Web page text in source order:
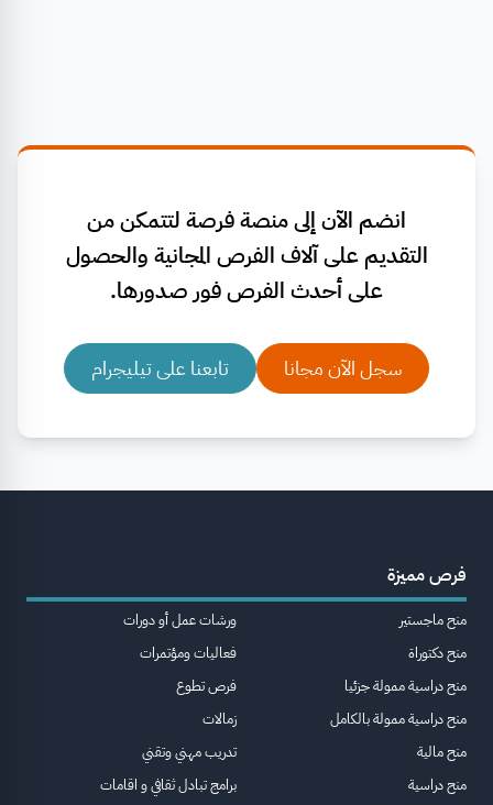
انضم الآن إلى منصة فرصة لتتمكن من
التقديم على آلاف الفرص المجانية والحصول
على أحدث الفرص فور صدورها.
سجل الآن مجانا تابعنا على تيليجرام
فرص مميزة
منح ماجستير
منح دكتوراة
منح دراسية ممولة جزئيا
منح دراسية ممولة بالكامل
منح مالية
منح دراسية
ورشات عمل أو دورات
فعاليات ومؤتمرات
فرص تطوع
زمالات
تدريب مهني وتقني
برامج تبادل ثقافي و اقامات